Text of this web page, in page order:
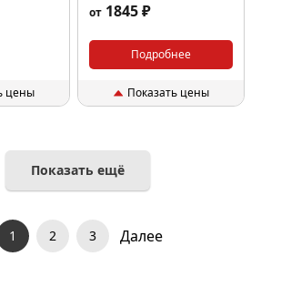
цены
200 гр.
от 1845 ₽
Подробнее
Показать цены
Показать ещё
1 2 3 Далее